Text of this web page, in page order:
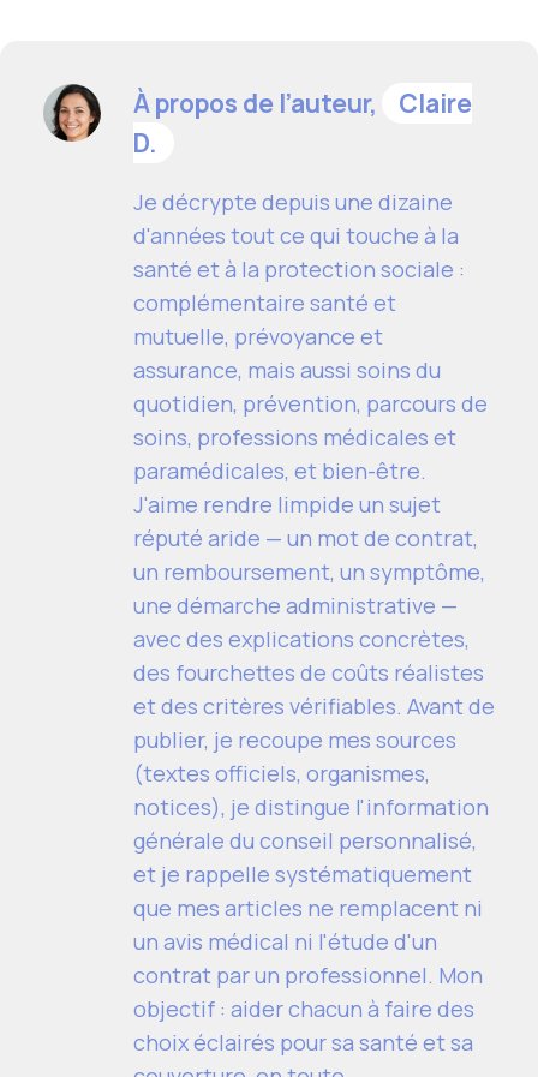
À propos de l’auteur,
Claire
D.
Je décrypte depuis une dizaine
d'années tout ce qui touche à la
santé et à la protection sociale :
complémentaire santé et
mutuelle, prévoyance et
assurance, mais aussi soins du
quotidien, prévention, parcours de
soins, professions médicales et
paramédicales, et bien-être.
J'aime rendre limpide un sujet
réputé aride — un mot de contrat,
un remboursement, un symptôme,
une démarche administrative —
avec des explications concrètes,
des fourchettes de coûts réalistes
et des critères vérifiables. Avant de
publier, je recoupe mes sources
(textes officiels, organismes,
notices), je distingue l'information
générale du conseil personnalisé,
et je rappelle systématiquement
que mes articles ne remplacent ni
un avis médical ni l'étude d'un
contrat par un professionnel. Mon
objectif : aider chacun à faire des
choix éclairés pour sa santé et sa